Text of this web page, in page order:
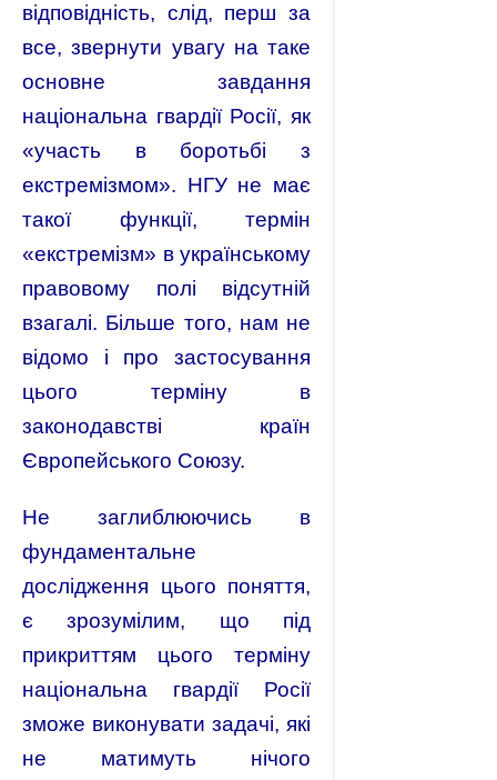
відповідність, слід, перш за
все, звернути увагу на таке
основне завдання
національна гвардії Росії, як
«участь в боротьбі з
екстремізмом». НГУ не має
такої функції, термін
«екстремізм» в українському
правовому полі відсутній
взагалі. Більше того, нам не
відомо і про застосування
цього терміну в
законодавстві країн
Європейського Союзу.
Не заглиблюючись в
фундаментальне
дослідження цього поняття,
є зрозумілим, що під
прикриттям цього терміну
національна гвардії Росії
зможе виконувати задачі, які
не матимуть нічого